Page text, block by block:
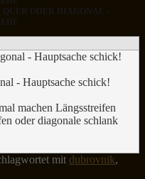
ODER DIAGONAL –
- Hauptsache schick!
machen Längsstreifen
oder diagonale schlank
mit dubrovnik,